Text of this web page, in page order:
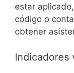
estar
código o
obtener
Indicadores